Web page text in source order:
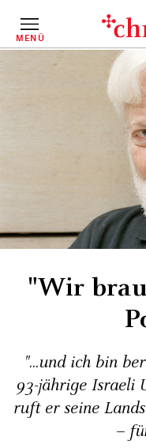
InhaltMENÜ
"Wir
"...und ich bin
93-jährige Israeli
ruft er seine
–